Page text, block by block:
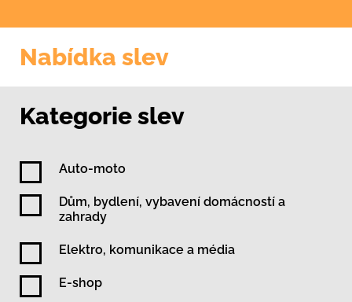
Nabídka slev
Kategorie slev
Auto-moto
Dům, bydlení, vybavení domácností a
zahrady
Elektro, komunikace a média
E-shop